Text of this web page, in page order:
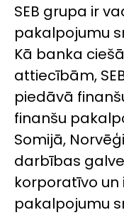
SEB grupa ir
pakalpojumu
Kā banka
attiecībām,
piedāvā
finanšu
Somijā,
darbības
korporatīvo un
pakalpojumu